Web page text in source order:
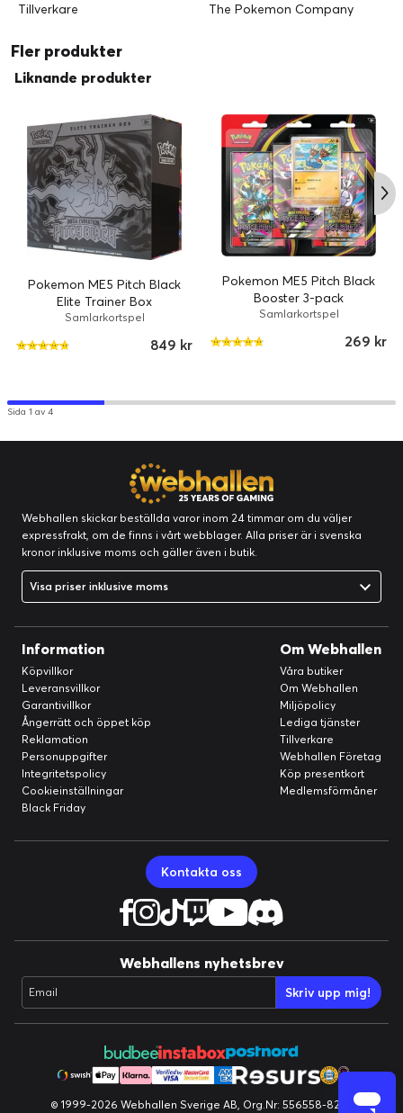
Tillverkare
The Pokemon Company
Fler produkter
Liknande produkter
Pokemon ME5 Pitch Black
Elite Trainer Box
Samlarkortspel
849 kr
Pokemon ME5 Pitch Black
Booster 3-pack
Samlarkortspel
269 kr
Sida 1 av 4
Webhallen skickar beställda varor inom 24 timmar om du väljer
expressfrakt, om de finns i vårt webblager. Alla priser är i svenska
kronor inklusive moms och gäller även i butik.
Visa priser inklusive moms
Information
Köpvillkor
Leveransvillkor
Garantivillkor
Ångerrätt och öppet köp
Reklamation
Personuppgifter
Integritetspolicy
Cookieinställningar
Black Friday
Om Webhallen
Våra butiker
Om Webhallen
Miljöpolicy
Lediga tjänster
Tillverkare
Webhallen Företag
Köp presentkort
Medlemsförmåner
Kontakta oss
Webhallens nyhetsbrev
Email Skriv upp mig!
© 1999-2026 Webhallen Sverige AB, Org.Nr: 556558-8224